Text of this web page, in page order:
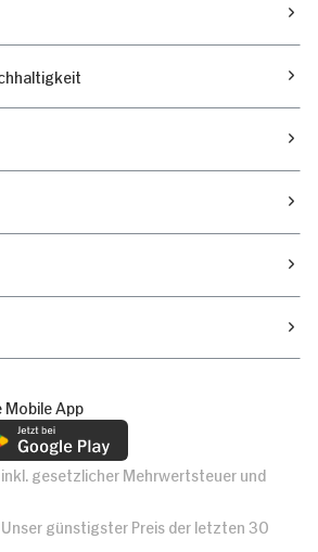
Mobile App
gesetzlicher Mehrwertsteuer und
günstigster Preis der letzten 30